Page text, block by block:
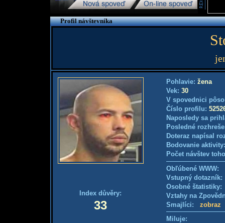
Profil návštevníka
Index důvěry:
33
Pohlavie: žena
Vek: 30
V spovednici
Číslo profilu:
Naposledy sa
Posledné
Doteraz napísal
Bodovanie
Počet návštev
Obľúbené WWW:
Vstupný
Osobné
Vztahy na
Smajlíci: zobraz
Miluje: